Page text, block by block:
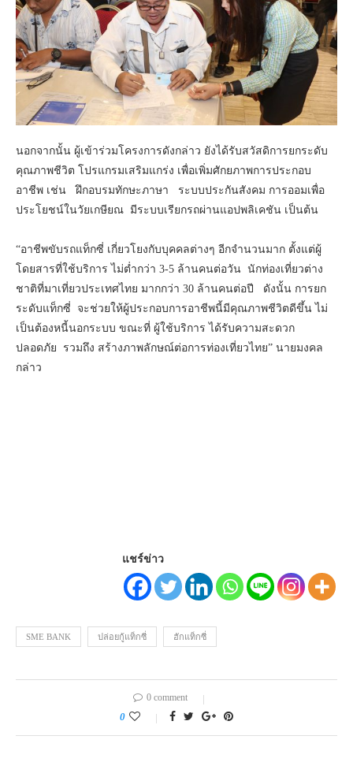
นอกจากนั้น ผู้เข้าร่วมโครงการดังกล่าว ยังได้รับสวัสดิการยกระดับ
คุณภาพชีวิต โปรแกรมเสริมแกร่ง เพื่อเพิ่มศักยภาพการประกอบ
อาชีพ เช่น ฝึกอบรมทักษะภาษา ระบบประกันสังคม การออมเพื่อ
ประโยชน์ในวัยเกษียณ มีระบบเรียกรถผ่านแอปพลิเคชัน เป็นต้น
“อาชีพขับรถแท็กซี่ เกี่ยวโยงกับบุคคลต่างๆ อีกจำนวนมาก ตั้งแต่ผู้
โดยสารที่ใช้บริการ ไม่ต่ำกว่า 3-5 ล้านคนต่อวัน นักท่องเที่ยวต่าง
ชาติที่มาเที่ยวประเทศไทย มากกว่า 30 ล้านคนต่อปี ดังนั้น การยก
ระดับแท็กซี่ จะช่วยให้ผู้ประกอบการอาชีพนี้มีคุณภาพชีวิตดีขึ้น ไม่
เป็นต้องหนี้นอกระบบ ขณะที่ ผู้ใช้บริการ ได้รับความสะดวก
ปลอดภัย รวมถึง สร้างภาพลักษณ์ต่อการท่องเที่ยวไทย” นายมงคล
กล่าว
แชร์ข่าว
SME BANK ปล่อยกู้แท็กซี่ ฮักแท็กซี่
0 comment
0